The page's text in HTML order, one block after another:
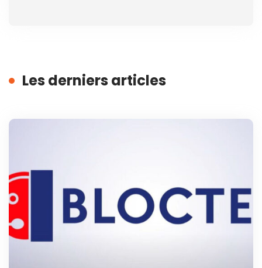
Les derniers articles